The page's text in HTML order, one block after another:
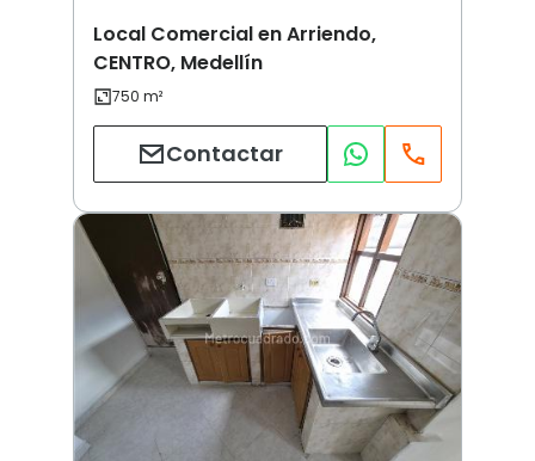
Local Comercial en Arriendo,
CENTRO, Medellín
Contactar